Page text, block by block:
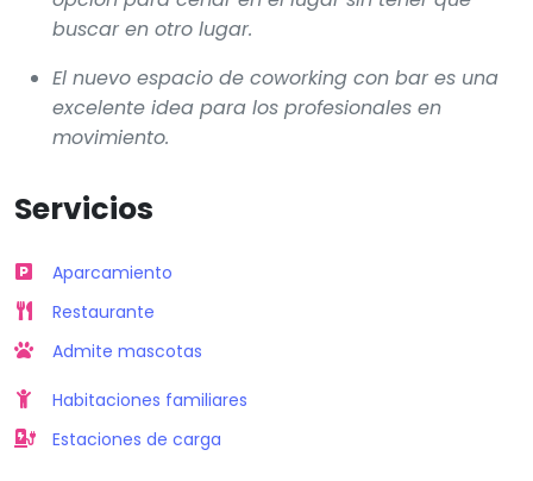
buscar en otro lugar.
El nuevo espacio de coworking con bar es una
excelente idea para los profesionales en
movimiento.
Servicios
Aparcamiento
Restaurante
Admite mascotas
Habitaciones familiares
Estaciones de carga